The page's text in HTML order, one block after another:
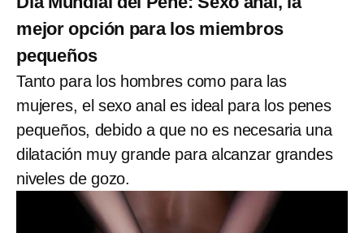
mejor opción para los miembros
pequeños
Tanto para los hombres como para las
mujeres, el sexo anal es ideal para los penes
pequeños, debido a que no es necesaria una
dilatación muy grande para alcanzar grandes
niveles de gozo.